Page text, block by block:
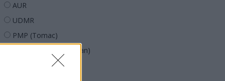
AUR
UDMR
PMP (Tomac)
Forța Dreptei (L. Orban)